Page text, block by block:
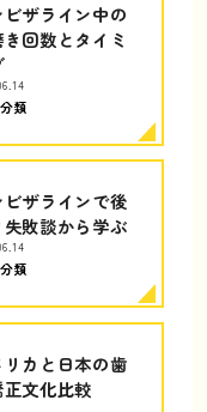
ザライン中の
回数とタイミ
類
ビザラインで後
敗談から学ぶ
類
リカと日本の歯
文化比較